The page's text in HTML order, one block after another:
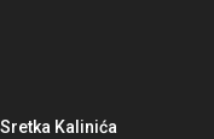
Kalinića